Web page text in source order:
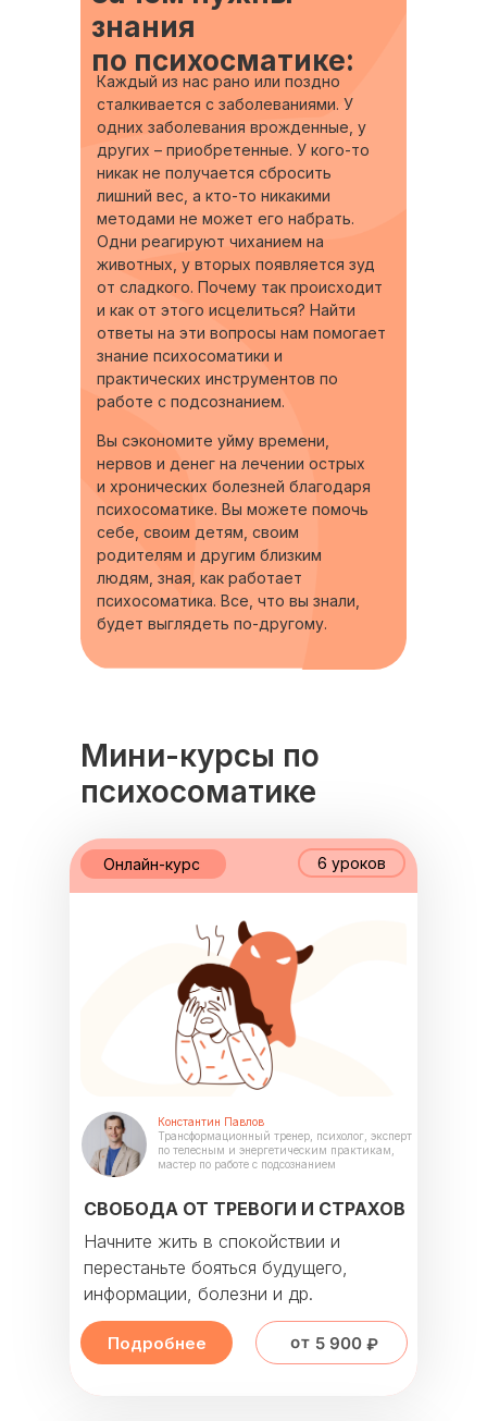
знания
по психосматике:
Каждый из нас рано или поздно
сталкивается с заболеваниями. У
одних заболевания врожденные, у
других – приобретенные. У кого-то
никак не получается сбросить
лишний вес, а кто-то никакими
методами не может его набрать.
Одни реагируют чиханием на
животных, у вторых появляется зуд
от сладкого. Почему так происходит
и как от этого исцелиться? Найти
ответы на эти вопросы нам помогает
знание психосоматики и
практических инструментов по
работе с подсознанием.
Вы сэкономите уйму времени,
нервов и денег на лечении острых
и хронических болезней благодаря
психосоматике. Вы можете помочь
себе, своим детям, своим
родителям и другим близким
людям, зная, как работает
психосоматика. Все, что вы знали,
будет выглядеть по-другому.
Подробнее
СВОБОДА ОТ ТРЕВОГИ И СТРАХОВ
6 уроков
Онлайн-курс
Мини-курсы по
психосоматике
Начните жить в спокойствии и
перестаньте бояться будущего,
информации, болезни и др.
Константин Павлов
Трансформационный тренер, психолог, эксперт
по телесным и энергетическим практикам,
мастер по работе с подсознанием
от 5 900 ₽